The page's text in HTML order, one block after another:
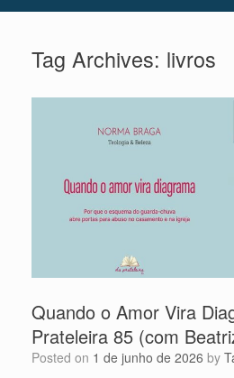
Tag Archives: livros
Quando o Amor Vira
Prateleira 85 (com
Posted on 1 de junho de 2026 by